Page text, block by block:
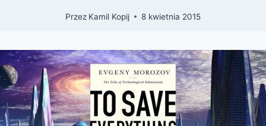
Przez Kamil Kopij 8 kwietnia 2015